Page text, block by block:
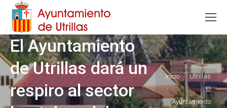
El Ayuntamiento
de Utrillas dará un
respiro al sector
Estás aquí:
Inicio
Utrillas
El
Ayuntamiento